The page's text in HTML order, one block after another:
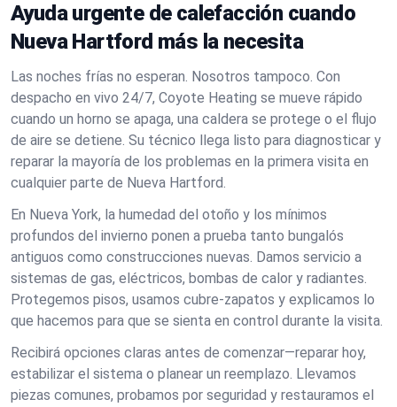
Ayuda urgente de calefacción cuando
Nueva Hartford más la necesita
Las noches frías no esperan. Nosotros tampoco. Con
despacho en vivo 24/7, Coyote Heating se mueve rápido
cuando un horno se apaga, una caldera se protege o el flujo
de aire se detiene. Su técnico llega listo para diagnosticar y
reparar la mayoría de los problemas en la primera visita en
cualquier parte de Nueva Hartford.
En Nueva York, la humedad del otoño y los mínimos
profundos del invierno ponen a prueba tanto bungalós
antiguos como construcciones nuevas. Damos servicio a
sistemas de gas, eléctricos, bombas de calor y radiantes.
Protegemos pisos, usamos cubre-zapatos y explicamos lo
que hacemos para que se sienta en control durante la visita.
Recibirá opciones claras antes de comenzar—reparar hoy,
estabilizar el sistema o planear un reemplazo. Llevamos
piezas comunes, probamos por seguridad y restauramos el